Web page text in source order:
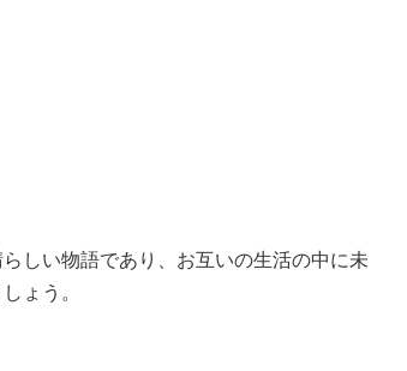
しい物語であり、お互いの生活の中に未
ょう。